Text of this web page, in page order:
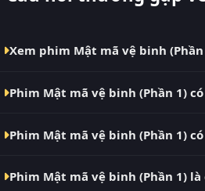
Xem phim Mật mã vệ binh
cập nhật nhanh nhất. Đây là điểm
Phim Mật mã vệ binh (Phần 1)
tục mỗi 10 phút khi nguồn có nội
Phim Mật mã vệ binh (Phần 1)
Đề và Thuyết Minh ngay trong
Phim Mật mã vệ binh (Phần 1) là